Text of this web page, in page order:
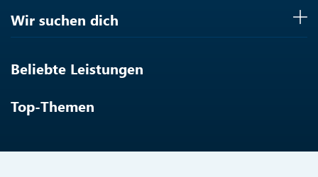
Wir suchen dich
Beliebte Leistungen
Top-Themen